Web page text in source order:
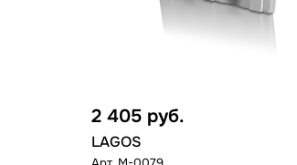
2 405 руб.
LAGOS